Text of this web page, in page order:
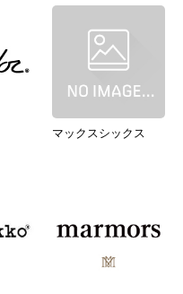
マックスシックス